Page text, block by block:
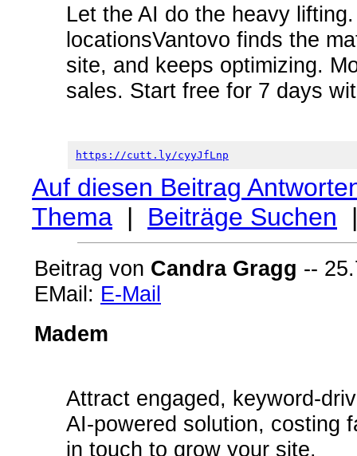
Let the AI do the heavy
locationsVantovo finds the
site, and keeps optimizing.
sales. Start free for 7 days
https://cutt.ly/cyyJfLnp
Auf diesen Beitrag
Thema | Beiträge Suchen
Beitrag von Candra Gragg --
EMail: E-Mail
Madem
Attract engaged, keyword-
AI-powered solution, costing
in touch to grow your site.